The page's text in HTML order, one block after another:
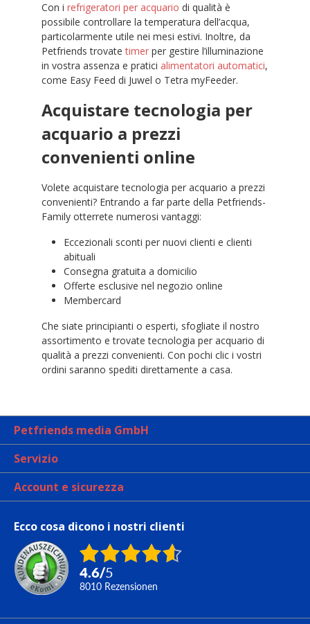
Con i refrigeratori per acquario di qualità è
possibile controllare la temperatura dell’acqua,
particolarmente utile nei mesi estivi. Inoltre, da
Petfriends trovatetimer per gestire l’illuminazione
in vostra assenza e pratici alimentatori automatici,
come Easy Feed di Juwel o Tetra myFeeder.
Acquistare tecnologia per
acquario a prezzi
convenienti online
Volete acquistare tecnologia per acquario a prezzi
convenienti? Entrando a far parte della Petfriends-
Family otterrete numerosi vantaggi:
Eccezionali sconti per nuovi clienti e clienti
abituali
Consegna gratuita a domicilio
Offerte esclusive nel negozio online
Membercard
Che siate principianti o esperti, sfogliate il nostro
assortimento e trovate tecnologia per acquario di
qualità a prezzi convenienti. Con pochi clic i vostri
ordini saranno spediti direttamente a casa.
Petfriends media GmbH
Servizio
Account e sicurezza
Ecco cosa dicono i nostri clienti
4.6/5
8010 Rezensionen